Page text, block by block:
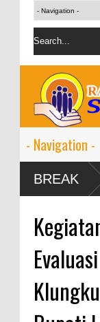
BREAK
di tengah ketegangan